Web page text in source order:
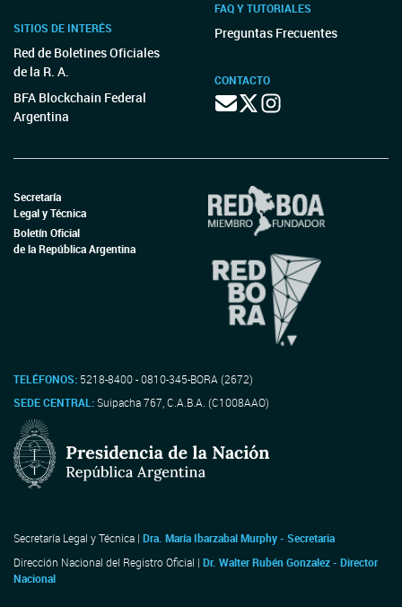
SITIOS DE INTERÉS
Red de Boletines Oficiales
de la R. A.
BFA Blockchain Federal
Argentina
FAQ Y TUTORIALES
Preguntas Frecuentes
CONTACTO
Secretaría
Legal y Técnica
Boletín Oficial
de la República Argentina
TELÉFONOS: 5218-8400 - 0810-345-BORA (2672)
SEDE CENTRAL:Suipacha 767, C.A.B.A. (C1008AAO)
Secretaría Legal y Técnica | Dra. María Ibarzabal Murphy - Secretaria
Dirección Nacional del Registro Oficial | Dr. Walter Rubén Gonzalez - Director
Nacional